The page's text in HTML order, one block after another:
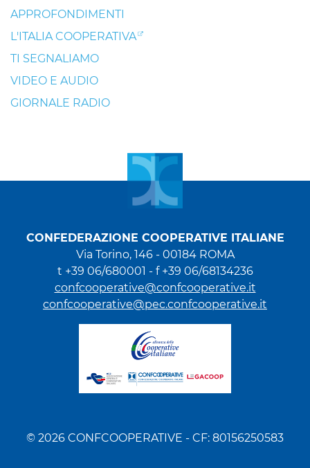
APPROFONDIMENTI
L'ITALIA COOPERATIVA
TI SEGNALIAMO
VIDEO E AUDIO
GIORNALE RADIO
CONFEDERAZIONE COOPERATIVE ITALIANE
Via Torino, 146 - 00184 ROMA
t +39 06/680001 - f +39 06/68134236
confcooperative@confcooperative.it
confcooperative@pec.confcooperative.it
© 2026 CONFCOOPERATIVE - CF: 80156250583